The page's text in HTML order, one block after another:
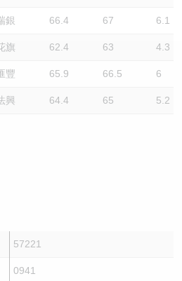
銀 66.4 67 6.1
旗 62.4 63 4.3
豐 65.9 66.5 6
興 64.4 65 5.2
57221
0941